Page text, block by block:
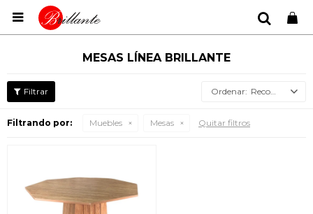

MESAS LÍNEA BRILLANTE
Recomendados
Filtrando por: Muebles Mesas Quitar filtros